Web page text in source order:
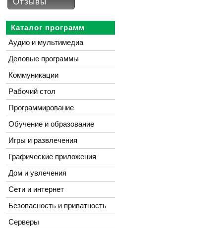
Каталог программ
Аудио и мультимедиа
Деловые программы
Коммуникации
Рабочий стол
Программирование
Обучение и образование
Игры и развлечения
Графические приложения
Дом и увлечения
Сети и интернет
Безопасность и приватность
Серверы